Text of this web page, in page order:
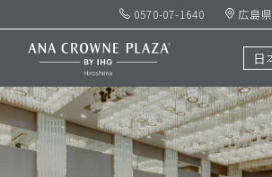
0570-07-1640 広島
日